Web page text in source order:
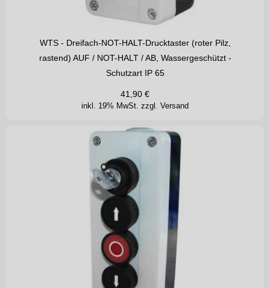
WTS - Dreifach-NOT-HALT-Drucktaster (roter Pilz,
rastend) AUF / NOT-HALT / AB, Wassergeschützt -
Schutzart IP 65
inkl. 19% MwSt. zzgl. Versand
41,90 €